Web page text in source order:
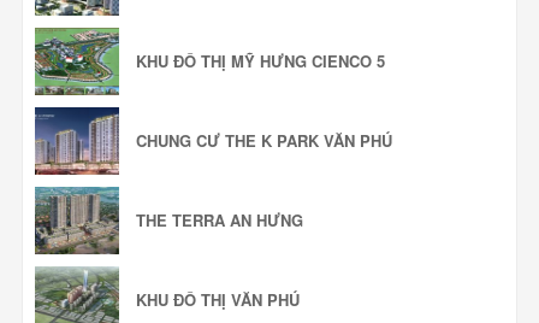
KHU ĐÔ THỊ MỸ HƯNG CIENCO 5
CHUNG CƯ THE K PARK VĂN PHÚ
THE TERRA AN HƯNG
KHU ĐÔ THỊ VĂN PHÚ